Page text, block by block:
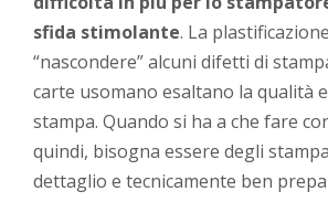
sfida stimolante. La
“nascondere” alcuni difetti di
carte usomano esaltano la qualità
stampa. Quando si ha a che fare
quindi, bisogna essere degli
dettaglio e tecnicamente ben